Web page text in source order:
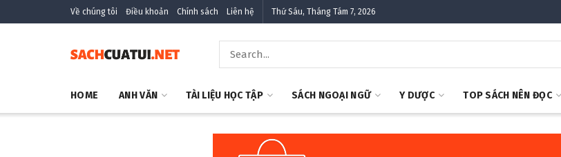
Về chúng tôi Điều khoản Chính sách Liên hệ Thứ Sáu, Tháng Tám 7, 2026
HOME ANH VĂN TÀI LIỆU HỌC TẬP SÁCH NGOẠI NGỮ Y DƯỢC TOP SÁCH NÊN ĐỌC